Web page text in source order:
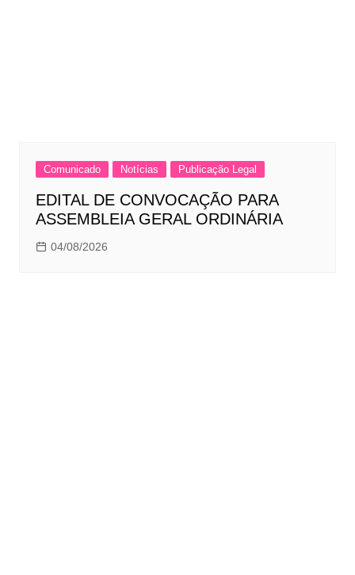
Comunicado Notícias Publicação Legal
EDITAL DE CONVOCAÇÃO PARA
ASSEMBLEIA GERAL ORDINÁRIA
04/08/2026